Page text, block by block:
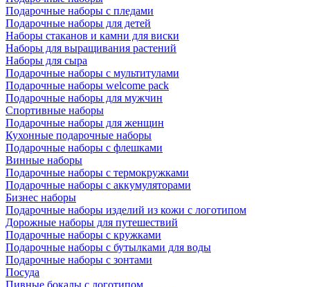
Подарочные наборы с пледами
Подарочные наборы для детей
Наборы стаканов и камни для виски
Наборы для выращивания растений
Наборы для сыра
Подарочные наборы с мультитулами
Подарочные наборы welcome pack
Подарочные наборы для мужчин
Спортивные наборы
Подарочные наборы для женщин
Кухонные подарочные наборы
Подарочные наборы с флешками
Винные наборы
Подарочные наборы с термокружками
Подарочные наборы с аккумуляторами
Бизнес наборы
Подарочные наборы изделий из кожи с логотипом
Дорожные наборы для путешествий
Подарочные наборы с кружками
Подарочные наборы с бутылками для воды
Подарочные наборы с зонтами
Посуда
Пивные бокалы с логотипом